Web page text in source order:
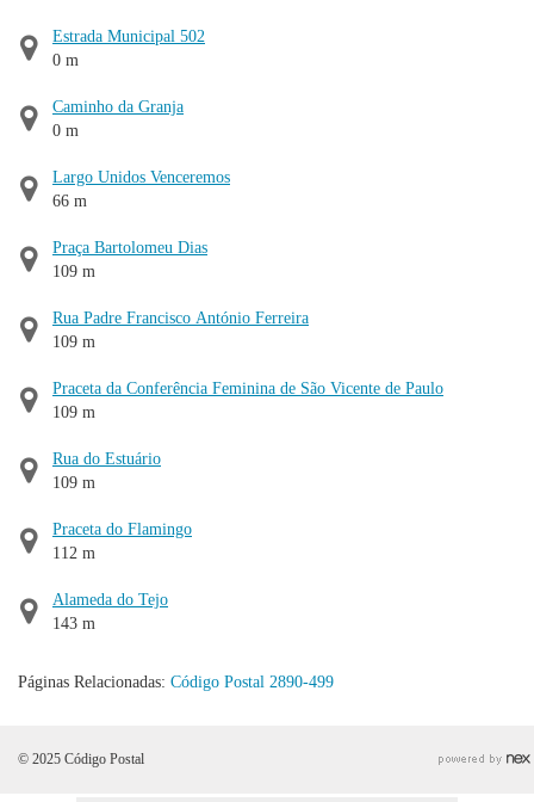
Estrada Municipal 502
0 m
Caminho da Granja
0 m
Largo Unidos Venceremos
66 m
Praça Bartolomeu Dias
109 m
Rua Padre Francisco António Ferreira
109 m
Praceta da Conferência Feminina de São Vicente de Paulo
109 m
Rua do Estuário
109 m
Praceta do Flamingo
112 m
Alameda do Tejo
143 m
Páginas Relacionadas: Código Postal 2890-499
© 2025 Código Postal